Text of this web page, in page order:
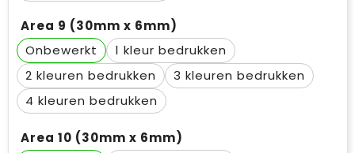
Area 9 (30mm x 6mm)
Onbewerkt
1
2
3
4
Area 10 (30mm x 6mm)